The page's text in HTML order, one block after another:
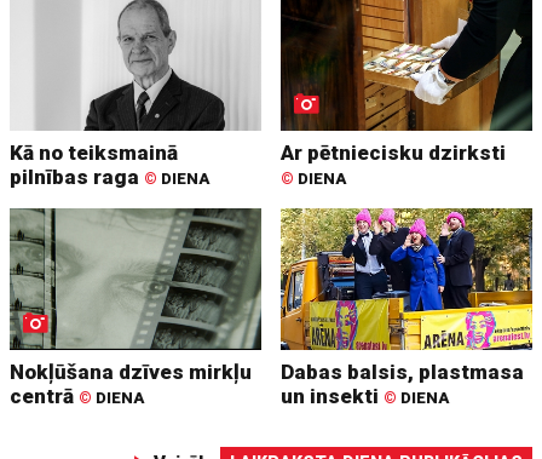
Kā no teiksmainā
pilnības raga © DIENA
Ar pētniecisku dzirksti
© DIENA
Nokļūšana dzīves mirkļu
centrā © DIENA
Dabas balsis, plastmasa
un insekti © DIENA